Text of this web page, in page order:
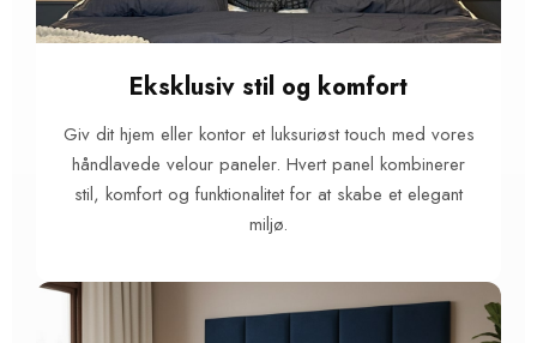
Eksklusiv stil og komfort
Giv dit hjem eller kontor et luksuriøst touch med vores
håndlavede velour paneler. Hvert panel kombinerer
stil, komfort og funktionalitet for at skabe et elegant
miljø.